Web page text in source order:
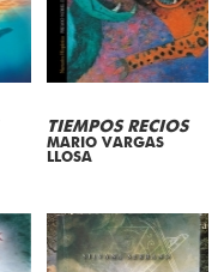
TIEMPOS RECIOS
MARIO VARGAS
LLOSA